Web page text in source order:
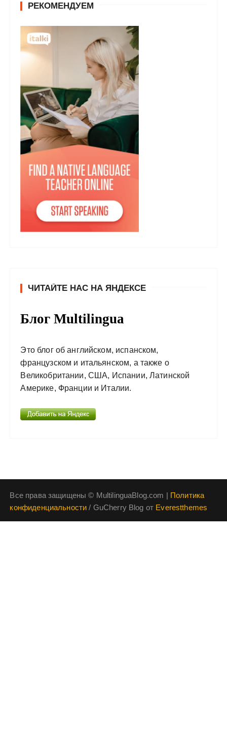
РЕКОМЕНДУЕМ
ЧИТАЙТЕ НАС НА ЯНДЕКСЕ
Блог Multilingua
Это блог об английском, испанском,
французском и итальянском, а также о
Великобритании, США, Испании, Латинской
Америке, Франции и Италии.
Все права защищены © MultilinguaBlog.com | Политика
конфиденциальности / GuCherry Blog от Everestthemes